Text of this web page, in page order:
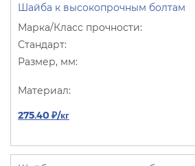
Шайба к высокопрочным болтам
275.40 ₽/кг